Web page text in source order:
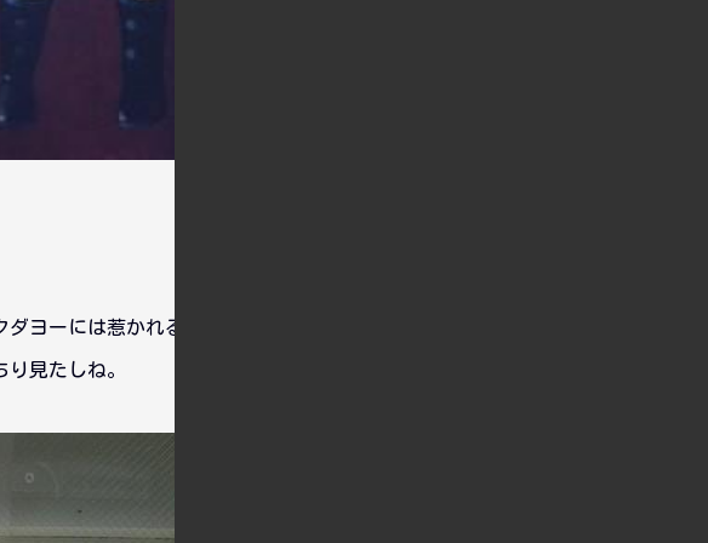
ヨーには惹かれるものがあります。理由
見たしね。